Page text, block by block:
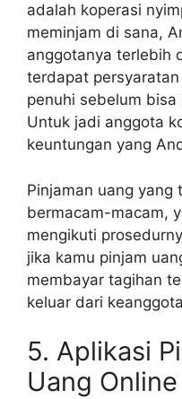
adalah koperasi
meminjam di sana,
anggotanya terlebih
terdapat
penuhi sebelum
Untuk jadi anggota
keuntungan yang
Pinjaman uang yang
bermacam-macam,
mengikuti
jika kamu pinjam
membayar tagihan
keluar dari
5. Aplikasi
Uang Online